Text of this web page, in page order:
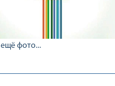
ещё фото...